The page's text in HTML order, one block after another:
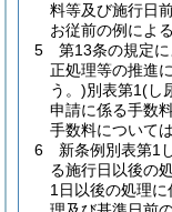
料等及び施行日
お従前の例による
5
第13条の規定
正処理等の推進
う。)別表第1(し
申請に係る手数
手数料について
6
新条例別表第1
る施行日以後の
1日以後の処理